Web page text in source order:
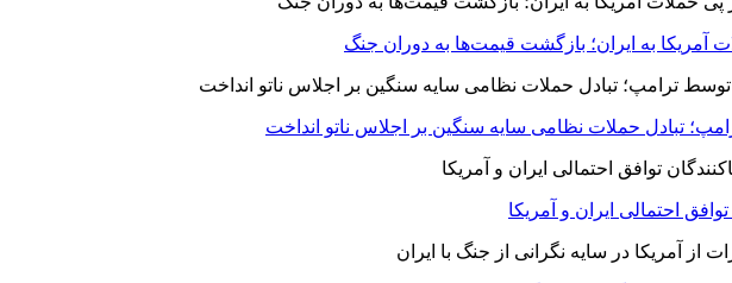
به ایران؛ بازگشت قیمت‌ها به دوران جنگ
تبادل حملات نظامی سایه سنگین بر اجلاس ناتو انداخت
احتمالی ایران و آمریکا